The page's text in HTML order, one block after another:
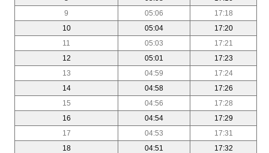
9
05:06
17:18
10
05:04
17:20
11
05:03
17:21
12
05:01
17:23
13
04:59
17:24
14
04:58
17:26
15
04:56
17:28
16
04:54
17:29
17
04:53
17:31
18
04:51
17:32